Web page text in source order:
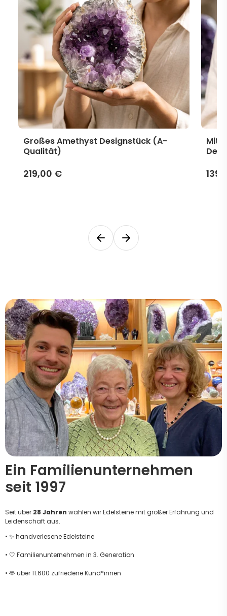
Großes Amethyst Designstück (A-
Qualität)
219,00 €
Ein Familienunternehmen
seit 1997
Seit über 28 Jahren wählen wir Edelsteine mit großer Erfahrung und
Leidenschaft aus.
• ✨ handverlesene Edelsteine
• 🤍 Familienunternehmen in 3. Generation
• 🫶 über 11.600 zufriedene Kund*innen